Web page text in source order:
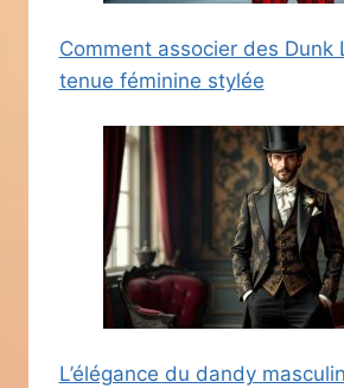
Comment associer des Dunk
tenue féminine stylée
L’élégance du dandy